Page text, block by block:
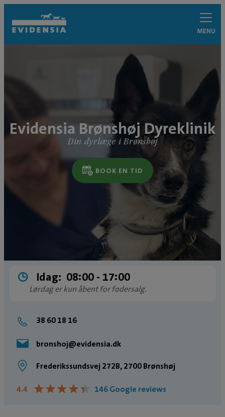
MENU
Evidensia Brønshøj Dyreklinik
Din dyrlæge i Brønshøj
BOOK EN TID
Idag: 08:00 ­- 17:00
Lørdag er kun åbent for fodersalg.
38 60 18 16
bronshoj@evidensia.dk
Frederikssundsvej 272B, 2700 Brønshøj
4.4 ★★★★★
★★★★★ 146 Google reviews